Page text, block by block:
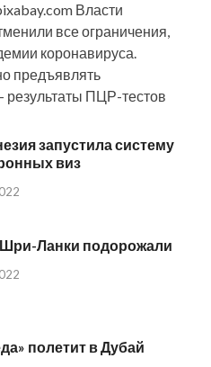
Власти
все ограничения,
коронавируса.
предъявлять
результаты ПЦР-тестов
запустила систему
виз
Ланки подорожали
полетит в Дубай